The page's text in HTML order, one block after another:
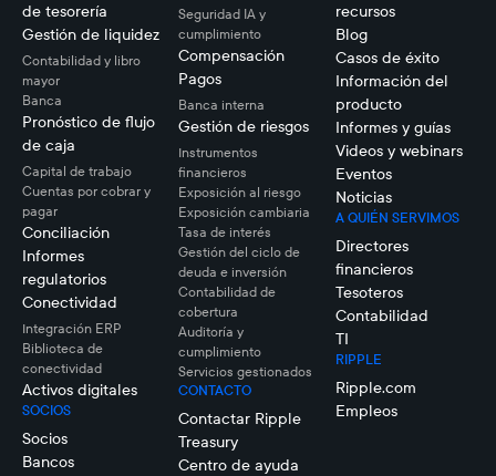
de tesorería
Gestión de liquidez
Contabilidad y libro
mayor
Banca
Pronóstico de flujo
de caja
Capital de trabajo
Cuentas por cobrar y
pagar
Conciliación
Informes
regulatorios
Conectividad
Integración ERP
Biblioteca de
conectividad
Activos digitales
SOCIOS
Socios
Bancos
Seguridad IA y
cumplimiento
Compensación
Pagos
Banca interna
Gestión de riesgos
Instrumentos
financieros
Exposición al riesgo
Exposición cambiaria
Tasa de interés
Gestión del ciclo de
deuda e inversión
Contabilidad de
cobertura
Auditoría y
cumplimiento
Servicios gestionados
CONTACTO
Contactar Ripple
Treasury
Centro de ayuda
recursos
Blog
Casos de éxito
Información del
producto
Informes y guías
Videos y webinars
Eventos
Noticias
A QUIÉN SERVIMOS
Directores
financieros
Tesoteros
Contabilidad
TI
RIPPLE
Ripple.com
Empleos